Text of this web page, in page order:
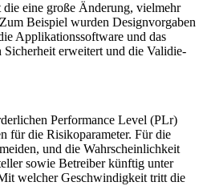
eine große Ände­rung, viel­mehr
Beispiel wurden Design­vor­gaben
Appli­ka­ti­ons­soft­ware und das
Sicher­heit erwei­tert und die Vali­die­
Perfor­mance Level (PLr)
für die Risi­ko­pa­ra­meter. Für die
und die Wahr­schein­lich­keit
sowie Betreiber künftig unter
welcher Geschwin­dig­keit tritt die